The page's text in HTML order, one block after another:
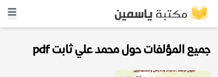
جميع المؤلفات حول محمد علي ثابت pdf